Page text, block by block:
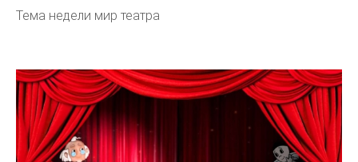
Тема недели мир театра